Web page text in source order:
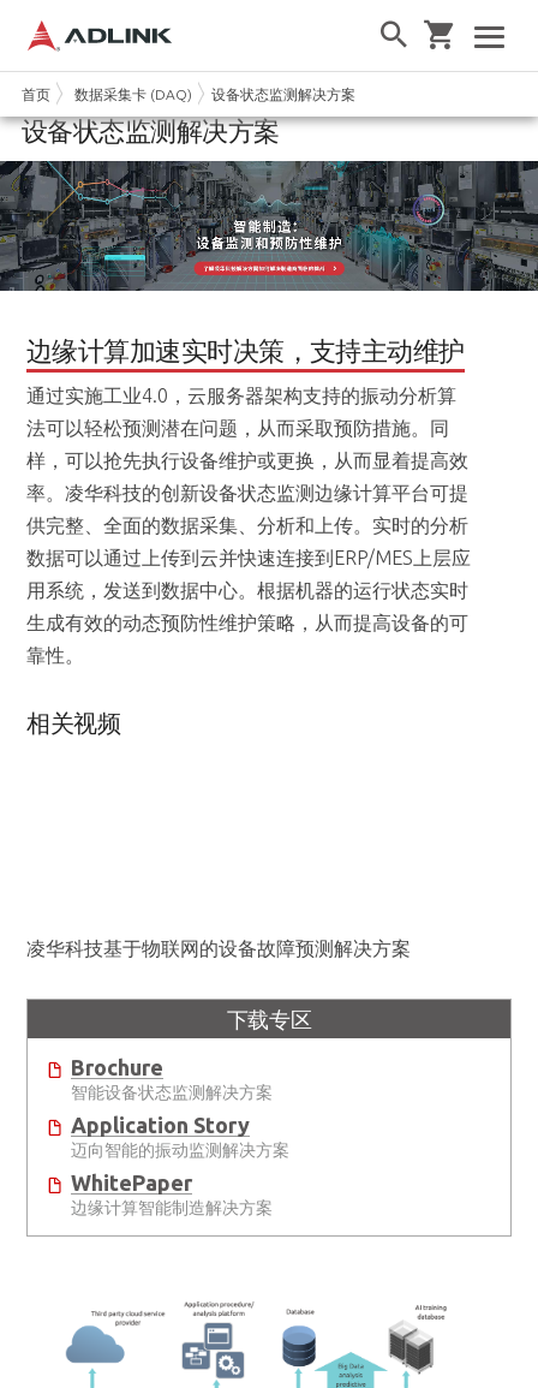
首页 数据采集卡 (DAQ) 设备状态监测解决方案
设备状态监测解决方案
边缘计算加速实时决策，支持主动维护
通过实施工业4.0，云服务器架构支持的振动分析算
法可以轻松预测潜在问题，从而采取预防措施。同
样，可以抢先执行设备维护或更换，从而显着提高效
率。凌华科技的创新设备状态监测边缘计算平台可提
供完整、全面的数据采集、分析和上传。实时的分析
数据可以通过上传到云并快速连接到ERP/MES上层应
用系统，发送到数据中心。根据机器的运行状态实时
生成有效的动态预防性维护策略，从而提高设备的可
靠性。
相关视频
凌华科技基于物联网的设备故障预测解决方案
下载专区
Brochure
智能设备状态监测解决方案
Application Story
迈向智能的振动监测解决方案
WhitePaper
边缘计算智能制造解决方案